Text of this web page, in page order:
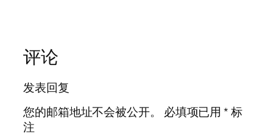
评论
发表回复
您的邮箱地址不会被公开。
必填项已用*标
注